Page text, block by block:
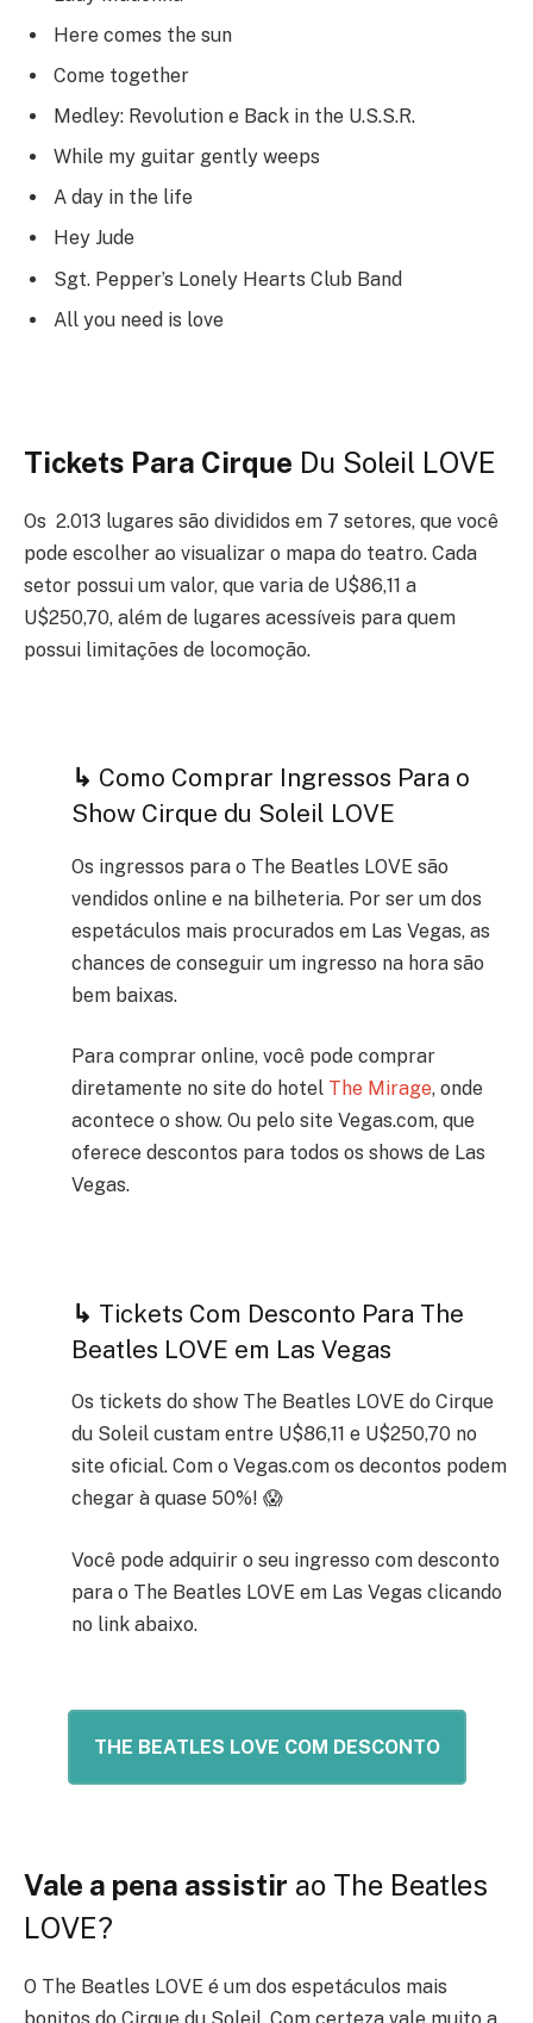
Here comes the sun
Come together
Medley: Revolution e Back in the U.S.S.R.
While my guitar gently weeps
A day in the life
Hey Jude
Sgt. Pepper’s Lonely Hearts Club Band
All you need is love
Tickets Para Cirque Du Soleil LOVE
Os 2.013 lugares são divididos em 7 setores, que você
pode escolher ao visualizar o mapa do teatro. Cada
setor possui um valor, que varia de U$86,11 a
U$250,70, além de lugares acessíveis para quem
possui limitações de locomoção.
↳ Como Comprar Ingressos Para o
Show Cirque du Soleil LOVE
Os ingressos para o The Beatles LOVE são
vendidos online e na bilheteria. Por ser um dos
espetáculos mais procurados em Las Vegas, as
chances de conseguir um ingresso na hora são
bem baixas.
Para comprar online, você pode comprar
diretamente no site do hotel The Mirage, onde
acontece o show. Ou pelo site Vegas.com, que
oferece descontos para todos os shows de Las
Vegas.
↳ Tickets Com Desconto Para The
Beatles LOVE em Las Vegas
Os tickets do show The Beatles LOVE do Cirque
du Soleil custam entre U$86,11 e U$250,70 no
site oficial. Com o Vegas.com os decontos podem
chegar à quase 50%! 😱
Você pode adquirir o seu ingresso com desconto
para o The Beatles LOVE em Las Vegas clicando
no link abaixo.
THE BEATLES LOVE COM DESCONTO
Vale a pena assistir ao The Beatles
LOVE?
O The Beatles LOVE é um dos espetáculos mais